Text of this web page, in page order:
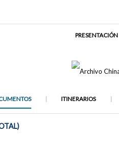
PRESENTACIÓN
ITINERARIOS